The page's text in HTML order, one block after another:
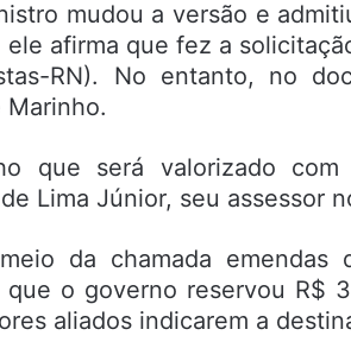
mudou a versão e
ele afirma que fez a
RN). No entanto, no
que será valorizado
Lima Júnior, seu assessor
da chamada emendas
que o governo reservou R$
aliados indicarem a